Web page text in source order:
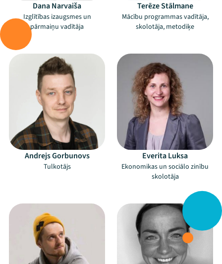
Mana programma
Festivāls
Programma
Viņi bija LAMPĀ 2026
Dana Narvaiša
Izglītības izaugsmes un
pārmaiņu vadītāja
Terēze Stālmane
Mācību programmas vadītāja,
skolotāja, metodiķe
–
Andrejs Gorbunovs
Tulkotājs
Everita Luksa
Ekonomikas un sociālo zinību
skolotāja